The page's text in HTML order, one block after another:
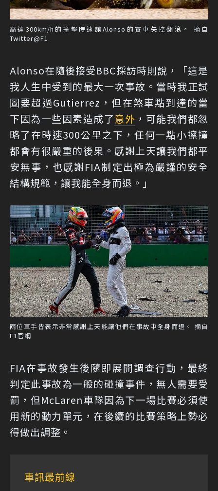
高達300km/h的撞擊時速讓Alonso的賽車失控翻滾。 摘自
Twitter@F1
Alonso在隨後接受BBC採訪時則說，「這是
我人生中受到的最大一次事故。當時我正試
圖要超過Gutierrez，但在煞車點到達的當
下因為一些因素造成了意外 ，可能我們都忽
略了在時速300公里之下，任何一點小擦撞
都會有很嚴重的後果。感謝上天讓我們都平
安無事，也感謝FIA制定出極為嚴謹的安全
結構規範，讓我能全身而退。」
兩位車手皆表示非常感謝上天能讓他們在事故中全身而退。 摘自
F1官網
FIA在事故發生後隨即展開調查行動，最終
判定此事故為一般的碰撞事件，無人需要受
罰，但McLaren車隊因為下一場比賽必須使
用新的動力單元，在後續的比賽策略上勢必
得做出調整。
車訊最前線